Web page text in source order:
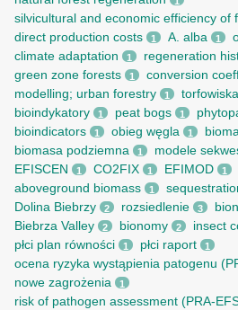
silvicultural and economic efficiency of
direct production costs 1 A. alba 1
climate adaptation 1 regeneration
green zone forests 1 conversion
modelling; urban forestry 1 torfowiska
bioindykatory 1 peat bogs 1
bioindicators 1 obieg węgla 1
biomasa podziemna 1 modele
EFISCEN 1 CO2FIX 1 EFIMOD 1
aboveground biomass 1
Dolina Biebrzy 2 rozsiedlenie 3
Biebrza Valley 2 bionomy 2 insect
płci plan równości 1 płci raport 1
ocena ryzyka wystąpienia patogenu
nowe zagrożenia 1
risk of pathogen assessment (PRA-